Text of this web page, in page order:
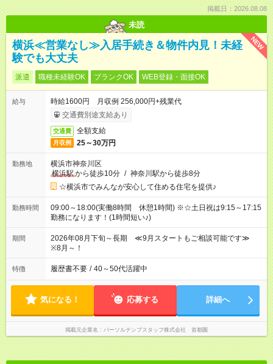
掲載日：2026.08.08
未読
NEW
横浜≪営業なし≫入居手続き＆物件内見！未経
験でも大丈夫
派遣 職種未経験OK ブランクOK WEB登録・面接OK
給与
時給1600円 月収例 256,000円+残業代
交通費別途支給あり
交通費 全額支給
月収例 25～30万円
勤務地
横浜市神奈川区
横浜駅から徒歩10分 / 神奈川駅から徒歩8分
☆横浜市でみんなが安心して住める住宅を提供♪
勤務時間
09:00～18:00(実働8時間 休憩1時間) ※☆土日祝は9:15～17:15
勤務になります！(1時間短い♪)
期間
2026年08月下旬～長期 ≪9月スタートもご相談可能です≫
※8月～！
特徴 履歴書不要 / 40～50代活躍中
気になる！ 応募する 詳細へ
掲載元企業名 パーソルテンプスタッフ株式会社 首都圏